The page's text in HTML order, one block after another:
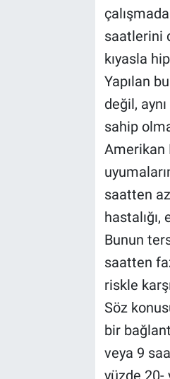
saatlerini
kıyasla
Yapılan
değil,
sahip
Amerikan
saatten
Bunun
saatten
riskle
Söz
bir
veya 9
yüzde 20-
BİLİM VE TEKNOLOJİ